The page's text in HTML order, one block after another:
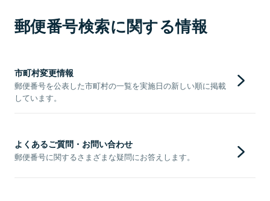
郵便番号検索に関する情報
市町村変更情報
郵便番号を公表した市町村の一覧を実施日の新しい順に掲載
しています。
よくあるご質問・お問い合わせ
郵便番号に関するさまざまな疑問にお答えします。